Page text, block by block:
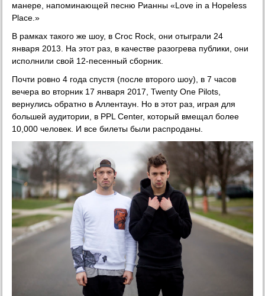
манере, напоминающей песню Рианны «Love in a Hopeless
Place.»
В рамках такого же шоу, в Croc Rock, они отыграли 24
января 2013. На этот раз, в качестве разогрева публики, они
исполнили свой 12-песенный сборник.
Почти ровно 4 года спустя (после второго шоу), в 7 часов
вечера во вторник 17 января 2017, Twenty One Pilots,
вернулись обратно в Аллентаун. Но в этот раз, играя для
большей аудитории, в PPL Center, который вмещал более
10,000 человек. И все билеты были распроданы.